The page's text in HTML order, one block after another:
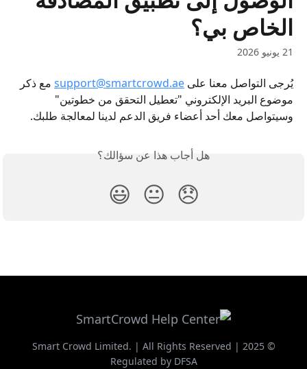
الخاص بي؟
21 يونيو 2026
يُرجى التواصل معنا على support@smartcrowd.ae مع ذكر
موضوع البريد الإلكتروني "تعطيل التحقق من خطوتين"
وسيتواصل معك أحد أعضاء فريق الدعم لدينا لمعالجة طلبك.
هل أجاب هذا عن سؤالك؟
😞
😐
😃
© 2025 Smart Crowd Limited. | All Rights Reserved |
Regulated by DFSA